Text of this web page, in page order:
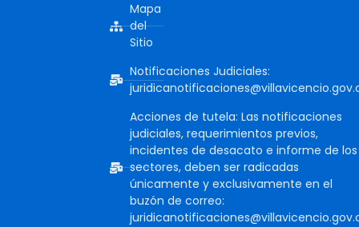
Mapa
del
Sitio
Notificaciones Judiciales:
Acciones de tutela: Las notificaciones
judiciales, requerimientos previos,
incidentes de desacato e informe de los
sectores, deben ser radicadas
únicamente y exclusivamente en el
buzón de correo: